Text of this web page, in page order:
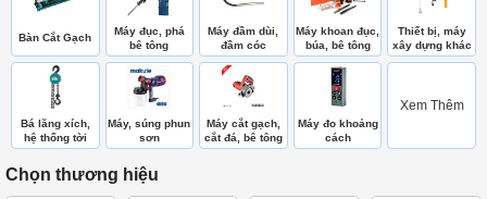
Bàn Cắt Gạch
Máy đục, phá
bê tông
Máy đầm dùi,
đầm cóc
Máy khoan đục,
búa, bê tông
Thiết bị, máy
xây dựng khác
Bá lăng xích,
hệ thống tời
Máy, súng phun
sơn
Máy cắt gạch,
cắt đá, bê tông
Máy đo khoảng
cách
Xem Thêm
Chọn thương hiệu